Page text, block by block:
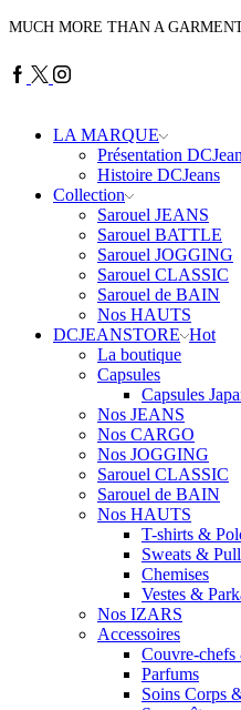
MUCH MORE THAN A
Facebook
TwitterInstagram
LA MARQUE
Présentation
Histoire DCJeans
Collection
Sarouel JEANS
Sarouel BATTLE
Sarouel JOGGING
Sarouel CLASSIC
Sarouel de BAIN
Nos HAUTS
DCJEANSTORE Hot
La boutique
Capsules
Capsules
Nos JEANS
Nos CARGO
Nos JOGGING
Sarouel CLASSIC
Sarouel de BAIN
Nos HAUTS
T-shirts &
Sweats &
Chemises
Vestes &
Nos IZARS
Accessoires
Couvre-chefs
Parfums
Soins Corps